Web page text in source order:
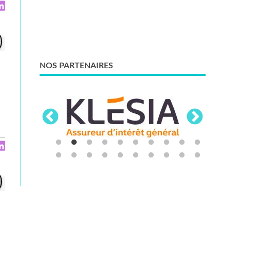
NOS PARTENAIRES